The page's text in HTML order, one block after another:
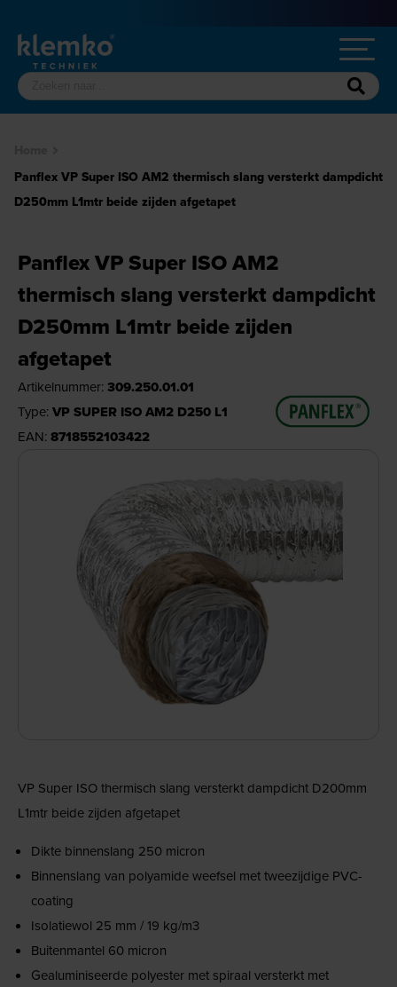
Panflex VP Super ISO AM2 thermisch slang versterkt dampdicht
D250mm L1mtr beide zijden afgetapet
Panflex VP Super ISO AM2
thermisch slang versterkt dampdicht
D250mm L1mtr beide zijden
afgetapet
Artikelnummer: 309.250.01.01
Type: VP SUPER ISO AM2 D250 L1
EAN: 8718552103422
VP Super ISO thermisch slang versterkt dampdicht D200mm
L1mtr beide zijden afgetapet
Dikte binnenslang 250 micron
Binnenslang van polyamide weefsel met tweezijdige PVC-
coating
Isolatiewol 25 mm / 19 kg/m3
Buitenmantel 60 micron
Gealuminiseerde polyester met spiraal versterkt met